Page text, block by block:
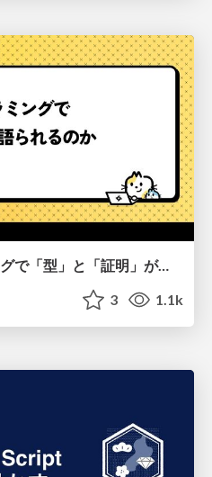
なぜ関数型プログラミングで「型」と「証明」が語られるのか #fp_matsuri
3 1.1k